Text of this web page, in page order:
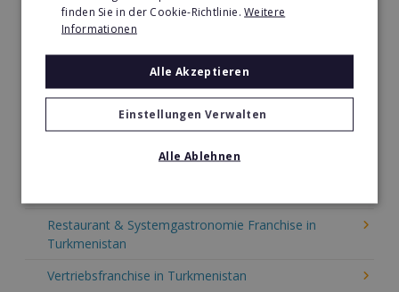
Kosmetik Franchise in Turkmenistan
Lebensmittel Franchise in Turkmenistan
Medien & Werbung Franchise in Turkmenistan
Möbel & Einrichtung Franchise in Turkmenistan
Nachhilfe & Weiterbildung Franchise in Turkmenistan
Restaurant & Systemgastronomie Franchise in
Turkmenistan
Vertriebsfranchise in Turkmenistan
finden Sie in der Cookie-Richtlinie.Weitere
Informationen
Alle Akzeptieren
Einstellungen Verwalten
Alle Ablehnen